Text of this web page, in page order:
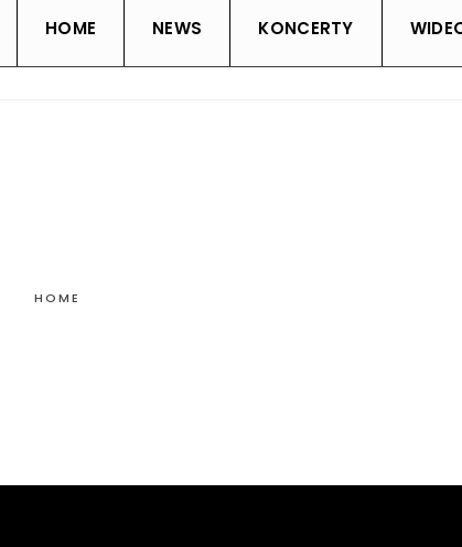
HOME NEWS KONCERTY
HOME